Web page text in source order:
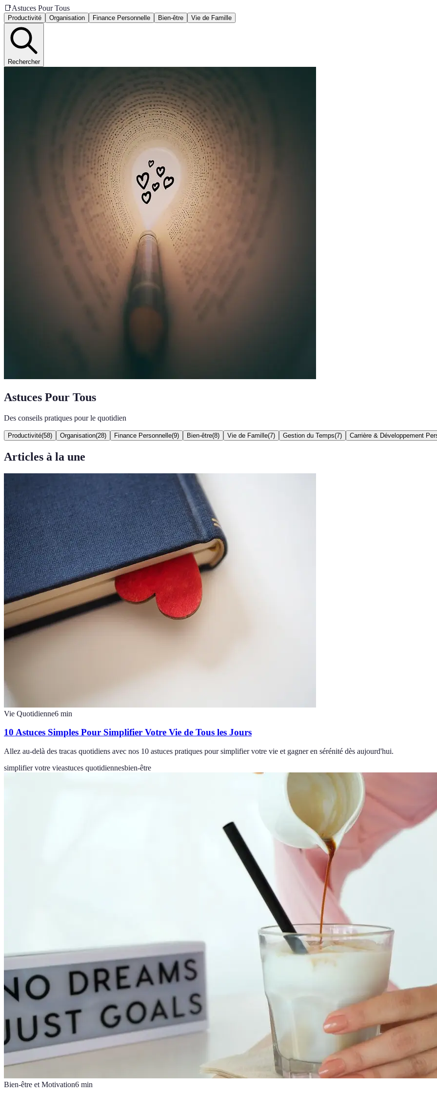
📑Astuces Pour Tous
Productivité Organisation Finance Personnelle Bien-être Vie de Famille
Rechercher
Astuces Pour Tous
Des conseils pratiques pour le quotidien
Productivité(58) Organisation(28) Finance Personnelle(9) Bien-être(8) Vie de Famille(7) Gestion du Temps(7) Carrière & Développement
Articles à la une
Vie Quotidienne6 min
10 Astuces Simples Pour Simplifier Votre Vie de Tous les Jours
Allez au-delà des tracas quotidiens avec nos 10 astuces pratiques pour simplifier votre vie et gagner en sérénité dès aujourd'hui.
simplifier votre vieastuces quotidiennesbien-être
Bien-être et Motivation6 min